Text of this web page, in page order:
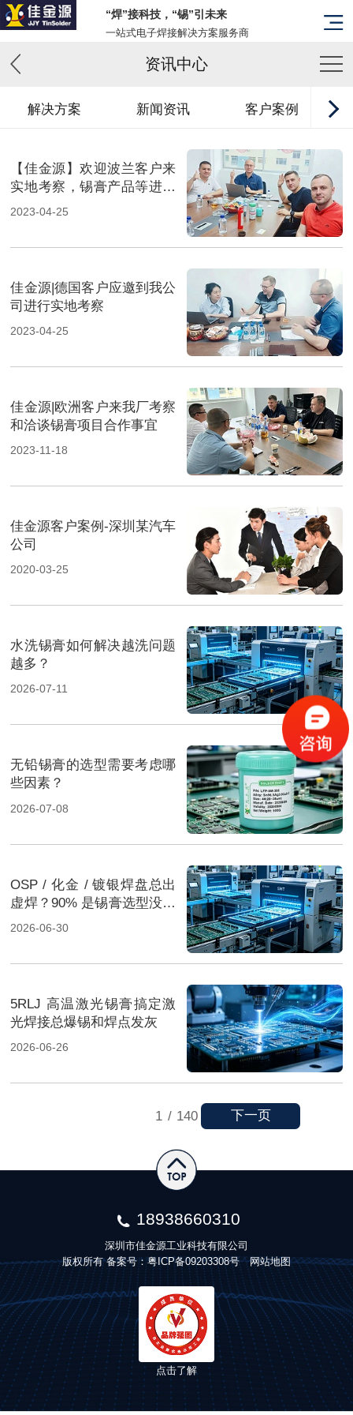
“焊”接科技，“锡”引未来
一站式电子焊接解决方案服务商
资讯中心
解决方案 新闻资讯 客户案例
【佳金源】欢迎波兰客户来
实地考察，锡膏产品等进一
步打入国际市场！_副本
2023-04-25
佳金源|德国客户应邀到我公
司进行实地考察
2023-04-25
佳金源|欧洲客户来我厂考察
和洽谈锡膏项目合作事宜
2023-11-18
佳金源客户案例-深圳某汽车
公司
2020-03-25
水洗锡膏如何解决越洗问题
越多？
2026-07-11
无铅锡膏的选型需要考虑哪
些因素？
2026-07-08
OSP / 化金 / 镀银焊盘总出
虚焊？90% 是锡膏选型没配
对
2026-06-30
5RLJ 高温激光锡膏搞定激
光焊接总爆锡和焊点发灰
2026-06-26
1 / 140 下一页
18938660310
深圳市佳金源工业科技有限公司
版权所有 备案号：粤ICP备09203308号 网站地图
点击了解